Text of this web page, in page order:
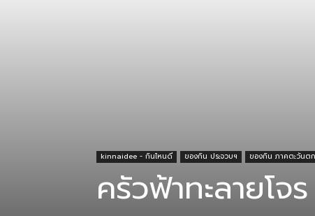
kinnaidee - กินไหนดี ของกิน ประจวบฯ ของกิน ภาคตะวันตก
ครัวฟ้าทะลายโจ